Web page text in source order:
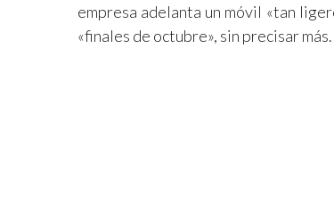
empresa adelanta un móvil «tan
«finales de octubre», sin precisar